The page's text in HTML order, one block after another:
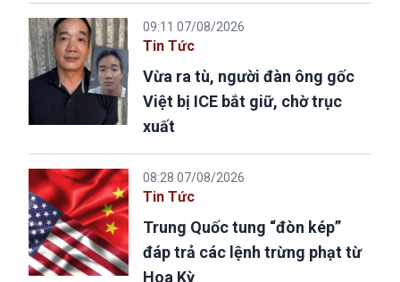
09:11 07/08/2026
Tin Tức
Vừa ra tù, người đàn ông gốc
Việt bị ICE bắt giữ, chờ trục
xuất
08:28 07/08/2026
Tin Tức
Trung Quốc tung “đòn kép”
đáp trả các lệnh trừng phạt từ
Hoa Kỳ